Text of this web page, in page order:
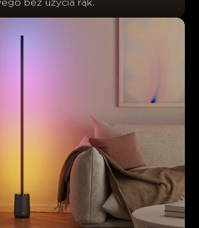
bez użycia rąk.